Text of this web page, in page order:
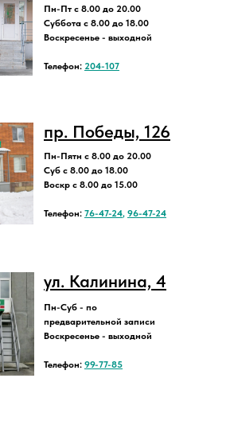
Пн-Пт с 8.00 до 20.00
Суббота с 8.00 до 18.00
Воскресенье - выходной
Телефон: 204-107
пр. Победы, 126
Пн-Пятн с 8.00 до 20.00
Суб с 8.00 до 18.00
Воскр с 8.00 до 15.00
Телефон: 76-47-24, 96-47-24
ул. Калинина, 4
Пн-Суб - по
предварительной записи
Воскресенье - выходной
Телефон: 99-77-85